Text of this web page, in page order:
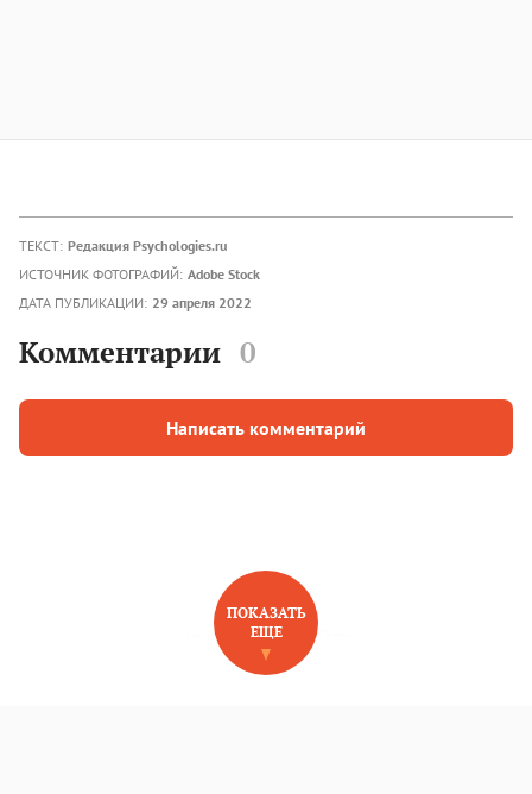
ТЕКСТ: Редакция Psychologies.ru
ИСТОЧНИК ФОТОГРАФИЙ: Adobe Stock
ДАТА ПУБЛИКАЦИИ: 29 апреля 2022
Комментарии 0
Написать комментарий
НОВОЕ НА САЙТЕ
ПОКАЗАТЬ
ЕЩЕ